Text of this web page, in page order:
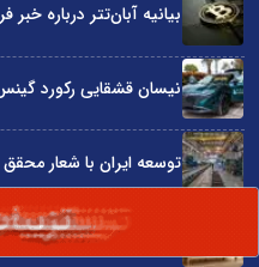
بیانیه آبان‌تتر درباره خبر
نیسان قشقایی رکورد
توسعه ایران با شعار
آراد چوب با گارانتی